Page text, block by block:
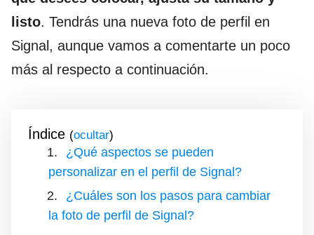
listo. Tendrás una nueva foto de perfil en
Signal, aunque vamos a comentarte un poco
más al respecto a continuación.
Índice ( )
¿Qué aspectos se pueden
personalizar en el perfil de Signal?
¿Cuáles son los pasos para cambiar
la foto de perfil de Signal?